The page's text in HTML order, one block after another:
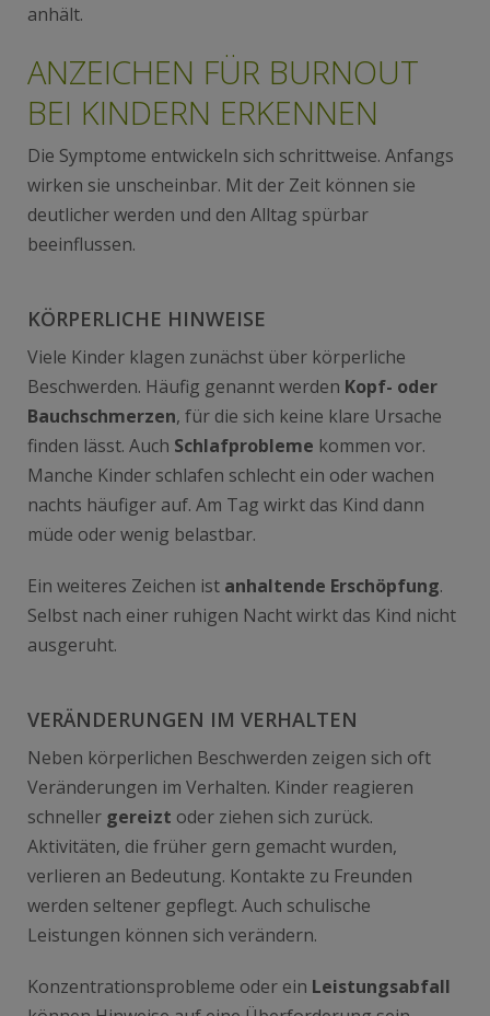
anhält.
ANZEICHEN FÜR BURNOUT
BEI KINDERN ERKENNEN
Die Symptome entwickeln sich schrittweise. Anfangs
wirken sie unscheinbar. Mit der Zeit können sie
deutlicher werden und den Alltag spürbar
beeinflussen.
KÖRPERLICHE HINWEISE
Viele Kinder klagen zunächst über körperliche
Beschwerden. Häufig genannt werden Kopf- oder
Bauchschmerzen, für die sich keine klare Ursache
finden lässt. Auch Schlafprobleme kommen vor.
Manche Kinder schlafen schlecht ein oder wachen
nachts häufiger auf. Am Tag wirkt das Kind dann
müde oder wenig belastbar.
Ein weiteres Zeichen ist anhaltende Erschöpfung.
Selbst nach einer ruhigen Nacht wirkt das Kind nicht
ausgeruht.
VERÄNDERUNGEN IM VERHALTEN
Neben körperlichen Beschwerden zeigen sich oft
Veränderungen im Verhalten. Kinder reagieren
schneller gereizt oder ziehen sich zurück.
Aktivitäten, die früher gern gemacht wurden,
verlieren an Bedeutung. Kontakte zu Freunden
werden seltener gepflegt. Auch schulische
Leistungen können sich verändern.
Konzentrationsprobleme oder ein Leistungsabfall